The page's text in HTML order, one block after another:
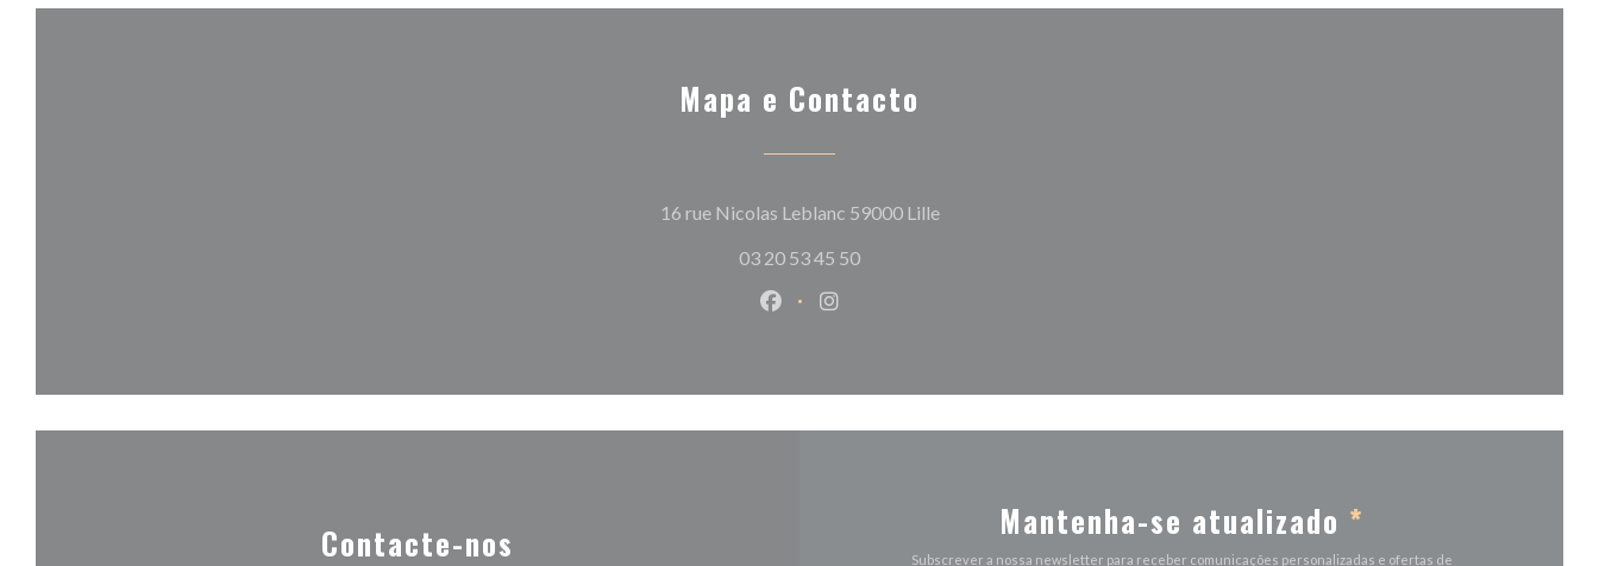
Mapa e Contacto
16 rue Nicolas Leblanc 59000 Lille((abre numa nova janela))
03 20 53 45 50
Facebook ((abre numa nova janela))
Instagram ((abre numa nova janela))
Contacte-nos
Mantenha-se atualizado *
Subscrever a nossa newsletter para receber comunicações personalizadas e ofertas de